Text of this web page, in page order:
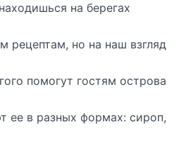
на берегах
рецептам, но на наш взгляд
помогут гостям острова
ее в разных формах: сироп,